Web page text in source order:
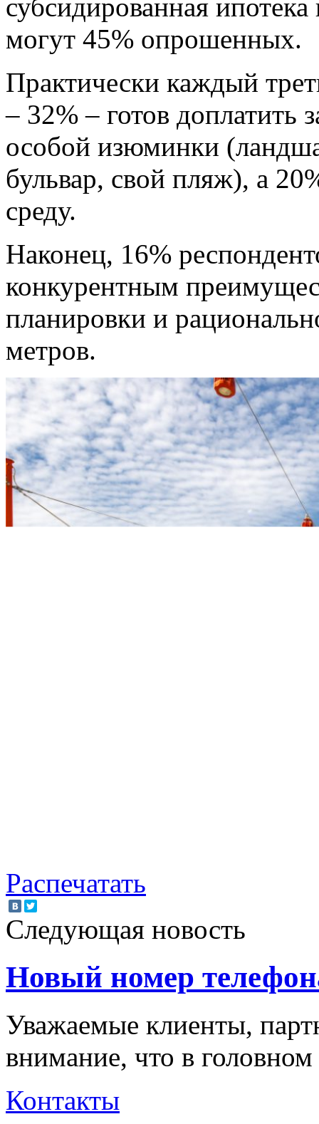
субсидированная
могут 45% опрошенных.
Практически каждый
– 32% – готов доплатить
особой изюминки
бульвар, свой пляж), а
среду.
Наконец, 16%
конкурентным
планировки и
метров.
Распечатать
Следующая новость
Новый номер
Уважаемые клиенты,
внимание, что в
Контакты